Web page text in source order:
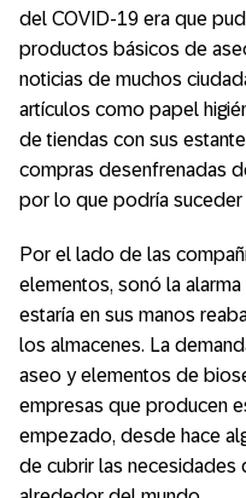
del COVID-19 era que
productos básicos de
noticias de muchos
artículos como papel
de tiendas con sus
compras desenfrenadas
por lo que podría suceder
Por el lado de las
elementos, sonó la
estaría en sus manos
los almacenes. La
aseo y elementos de
empresas que producen
empezado, desde hace
de cubrir las